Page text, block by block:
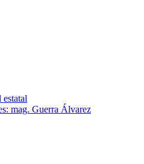
mag. Guerra Álvarez